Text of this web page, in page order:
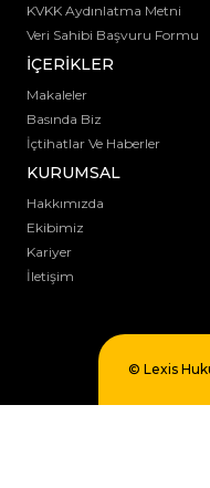
KVKK Aydınlatma Metni
Veri Sahibi Başvuru Formu
İÇERİKLER
Makaleler
Basında Biz
İçtihatlar Ve Haberler
KURUMSAL
Hakkımızda
Ekibimiz
Kariyer
İletişim
© Lexis